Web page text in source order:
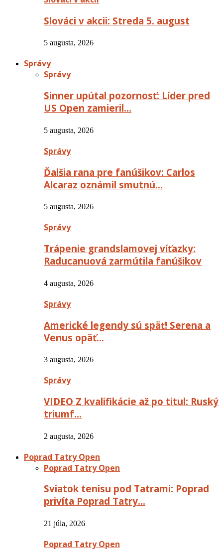
Slováci v akcii: Streda 5. august
5 augusta, 2026
Správy
Správy
Sinner upútal pozornosť: Líder pred
US Open zamieril…
5 augusta, 2026
Správy
Ďalšia rana pre fanúšikov: Carlos
Alcaraz oznámil smutnú…
5 augusta, 2026
Správy
Trápenie grandslamovej víťazky:
Raducanuová zarmútila fanúšikov
4 augusta, 2026
Správy
Americké legendy sú späť! Serena a
Venus opäť…
3 augusta, 2026
Správy
VIDEO Z kvalifikácie až po titul: Ruský
triumf…
2 augusta, 2026
Poprad Tatry Open
Poprad Tatry Open
Sviatok tenisu pod Tatrami: Poprad
privíta Poprad Tatry…
21 júla, 2026
Poprad Tatry Open